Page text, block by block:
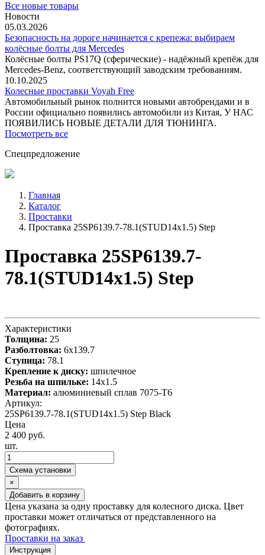
Все новые товары
Новости
05.03.2026
Безопасность на дороге начинается с крепежа: выбираем
колёсные болты для Mercedes
Колёсные болты PS17Q (сферические) - надёжный крепёж для
Mercedes‑Benz, соответствующий заводским требованиям.
10.10.2025
Колесные проставки Voyah Free
Автомобильный рынок полнится новыми автобрендами и в
России официально появились автомобили из Китая, У НАС
ПОЯВИЛИСЬ НОВЫЕ ДЕТАЛИ ДЛЯ ТЮНИНГА.
Посмотреть все
Спецпредложение
Главная
Каталог
Проставки
Проставка 25SP6139.7-78.1(STUD14x1.5) Step
Проставка 25SP6139.7-
78.1(STUD14x1.5) Step
Характеристики
Толщина: 25
Разболтовка: 6x139.7
Ступица: 78.1
Крепление к диску: шпилечное
Резьба на шпильке: 14x1.5
Материал: алюминиевый сплав 7075-T6
Артикул:
25SP6139.7-78.1(STUD14x1.5) Step Black
Цена
2 400 руб.
шт.
Схема установки
×
Добавить в корзину
Цена указана за одну проставку для колесного диска. Цвет
проставки может отличаться от представленного на
фотографиях.
Проставки на заказ
Инструкция